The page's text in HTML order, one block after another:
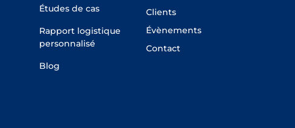
Études de cas
Rapport logistique
personnalisé
Blog
Clients
Évènements
Contact